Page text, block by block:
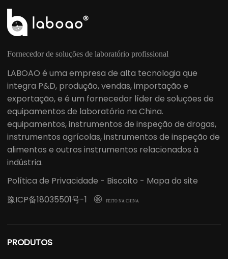
Fornecedor de soluções de laboratório profissional
LABOAO é uma empresa de alta tecnologia que
integra P&D, produção, vendas, importação e
exportação, e é um fornecedor líder de soluções de
equipamentos de laboratório na China.
equipamentos, instrumentos de inspeção de drogas,
instrumentos agrícolas, instrumentos de inspeção de
alimentos e outros instrumentos relacionados à
indústria.
Política de Privacidade - Biscoito - Mapa do site
豫ICP备18035501号-1
 FEITO NA CHINA
PRODUTOS